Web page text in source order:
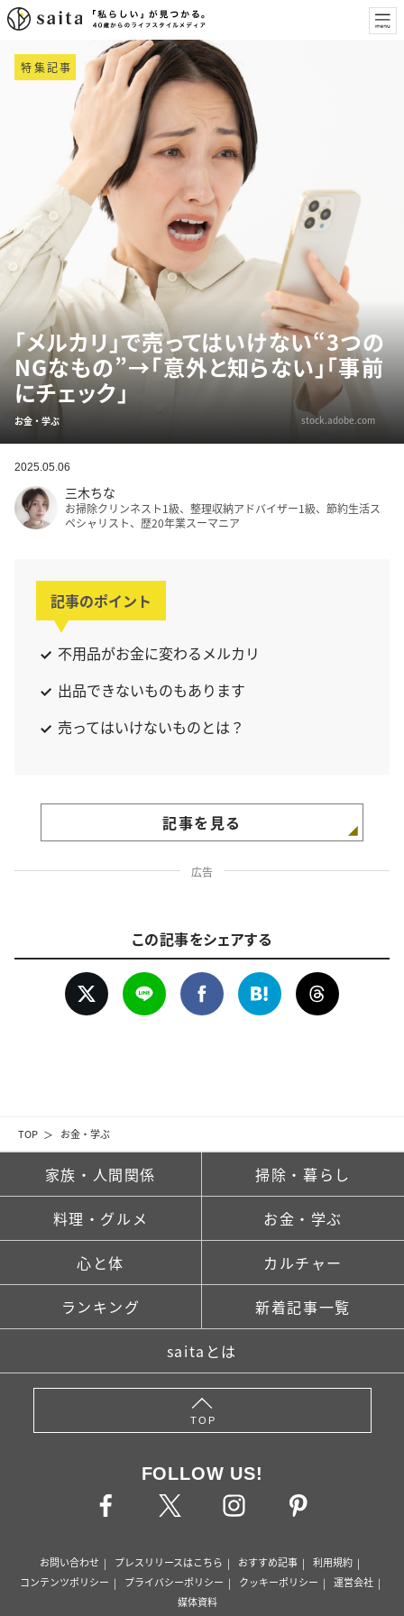
TOP お金・学ぶ
特集記事
「メルカリ」で売ってはいけない“3つの
NGなもの”→「意外と知らない」「事前
にチェック」
お金・学ぶ stock.adobe.com
2025.05.06
三木ちな
お掃除クリンネスト1級、整理収納アドバイザー1級、節約生活ス
ペシャリスト、歴20年業スーマニア
記事のポイント
不用品がお金に変わるメルカリ
出品できないものもあります
売ってはいけないものとは？
記事を見る
広告
この記事をシェアする
家族・人間関係 掃除・暮らし
料理・グルメ お金・学ぶ
心と体 カルチャー
ランキング 新着記事一覧
saitaとは
TOP
FOLLOW US!
お問い合わせ プレスリリースはこちら おすすめ記事
利用規約
コンテンツポリシー
プライバシーポリシー クッキーポリシー
運営会社
媒体資料